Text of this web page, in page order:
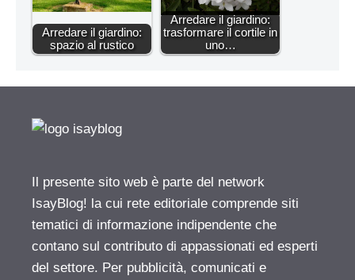
Arredare il giardino:
spazio al rustico
Arredare il giardino:
trasformare il cortile in
uno…
Il presente sito web è parte del network
IsayBlog! la cui rete editoriale comprende siti
tematici di informazione indipendente che
contano sul contributo di appassionati ed esperti
del settore. Per pubblicità, comunicati e